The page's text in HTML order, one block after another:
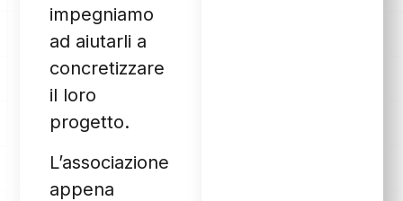
impegniamo
ad aiutarli a
concretizzare
il loro
progetto.
L’associazione
appena